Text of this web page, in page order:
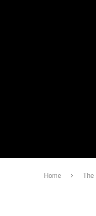
Home The